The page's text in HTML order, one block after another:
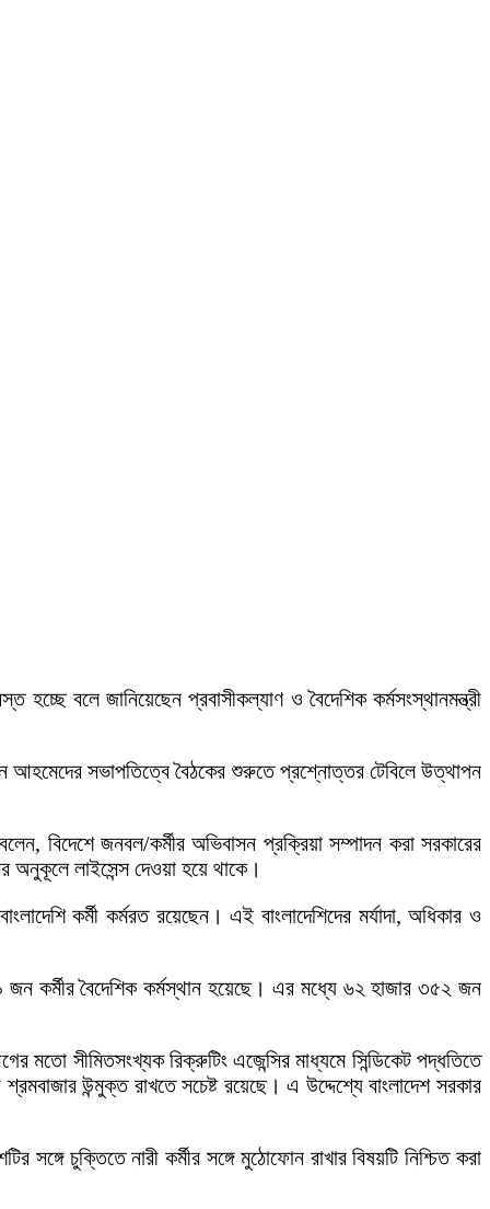
হচ্ছে বলে জানিয়েছেন প্রবাসীকল্যাণ ও বৈদেশিক কর্মসংস্থানমন্ত্রী
আহমেদের সভাপতিত্বে বৈঠকের শুরুতে প্রশ্নোত্তর টেবিলে উত্থাপন
বিদেশে জনবল/কর্মীর অভিবাসন প্রক্রিয়া সম্পাদন করা সরকারের
অনুকূলে লাইসেন্স দেওয়া হয়ে থাকে।
কর্মী কর্মরত রয়েছেন। এই বাংলাদেশিদের মর্যাদা, অধিকার ও
কর্মীর বৈদেশিক কর্মস্থান হয়েছে। এর মধ্যে ৬২ হাজার ৩৫২ জন
সীমিতসংখ্যক রিক্রুটিং এজেন্সির মাধ্যমে সিন্ডিকেট পদ্ধতিতে
উন্মুক্ত রাখতে সচেষ্ট রয়েছে। এ উদ্দেশ্যে বাংলাদেশ সরকার
সঙ্গে চুক্তিতে নারী কর্মীর সঙ্গে মুঠোফোন রাখার বিষয়টি নিশ্চিত করা